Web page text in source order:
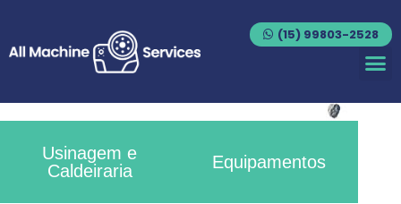
(15) 99803-2528
Usinagem e
Caldeiraria
Equipamentos